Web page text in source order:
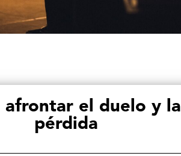
afrontar el duelo y la
pérdida